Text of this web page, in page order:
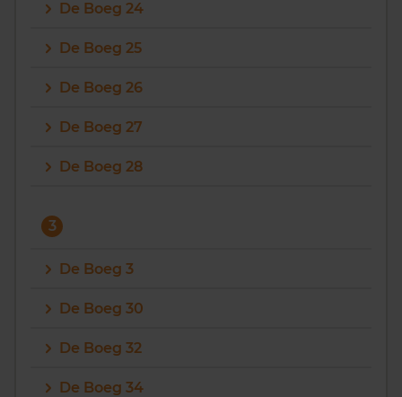
De Boeg 24
De Boeg 25
De Boeg 26
De Boeg 27
De Boeg 28
3
De Boeg 3
De Boeg 30
De Boeg 32
De Boeg 34